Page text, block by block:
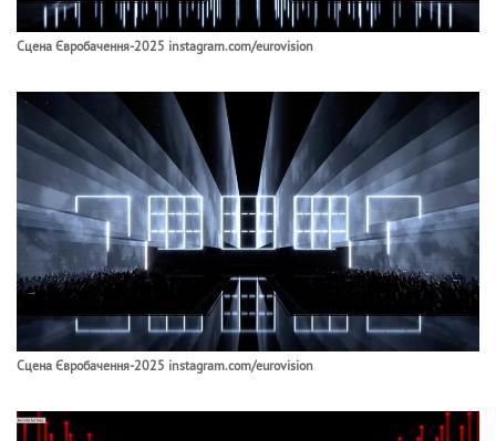
Сцена Євробачення-2025 instagram.com/eurovision
Сцена Євробачення-2025 instagram.com/eurovision